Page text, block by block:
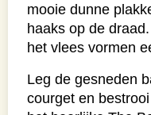
mooie dunne
haaks op de
het vlees vormen
Leg de gesneden
courget en